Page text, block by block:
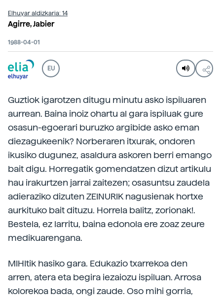
Elhuyar aldizkaria: 14
Agirre, Jabier
1988-04-01
EU
Guztiok igarotzen ditugu minutu asko ispiluaren
aurrean. Baina inoiz ohartu al gara ispiluak gure
osasun-egoerari buruzko argibide asko eman
diezagukeenik? Norberaren itxurak, ondoren
ikusiko dugunez, asaldura askoren berri emango
bait digu. Horregatik gomendatzen dizut artikulu
hau irakurtzen jarrai zaitezen; osasuntsu zaudela
adieraziko dizuten ZEINURIK nagusienak hortxe
aurkituko bait dituzu. Horrela balitz, zorionak!.
Bestela, ez larritu, baina edonola ere zoaz zeure
medikuarengana.
MIHItik hasiko gara. Edukazio txarrekoa den
arren, atera eta begira iezaiozu ispiluan. Arrosa
kolorekoa bada, ongi zaude. Oso mihi gorria,